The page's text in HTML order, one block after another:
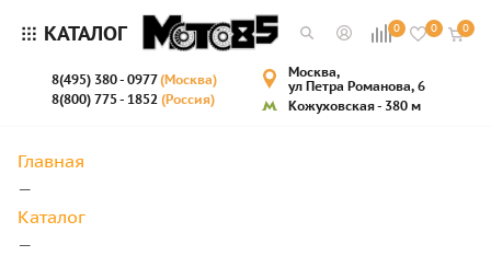
КАТАЛОГ 0 0 0
8(495) 380 - 0977(Москва)
8(800) 775 - 1852 (Россия)
Москва,
ул Петра Романова, 6
Кожуховская - 380 м
Главная
—
Каталог
—